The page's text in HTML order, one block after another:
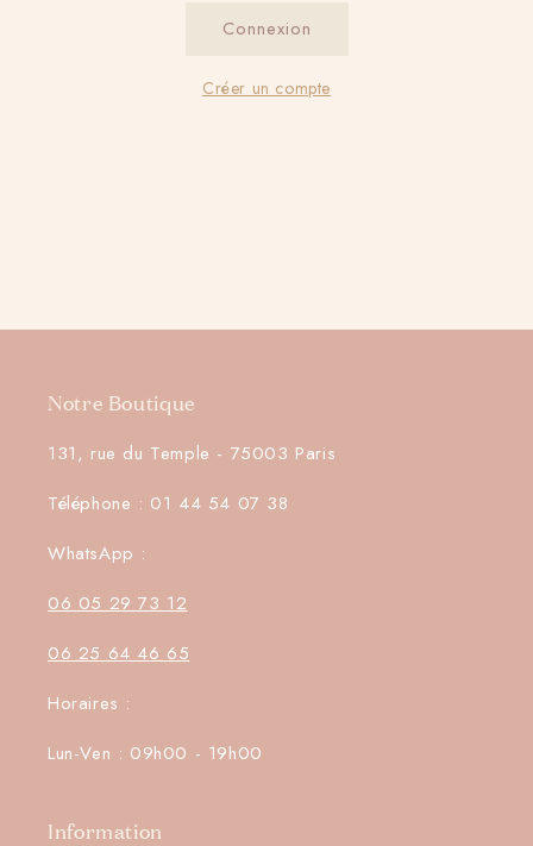
Connexion
Créer un compte
Notre Boutique
131, rue du Temple - 75003 Paris
Téléphone : 01 44 54 07 38
WhatsApp :
06 05 29 73 12
06 25 64 46 65
Horaires :
Lun-Ven : 09h00 - 19h00
Information